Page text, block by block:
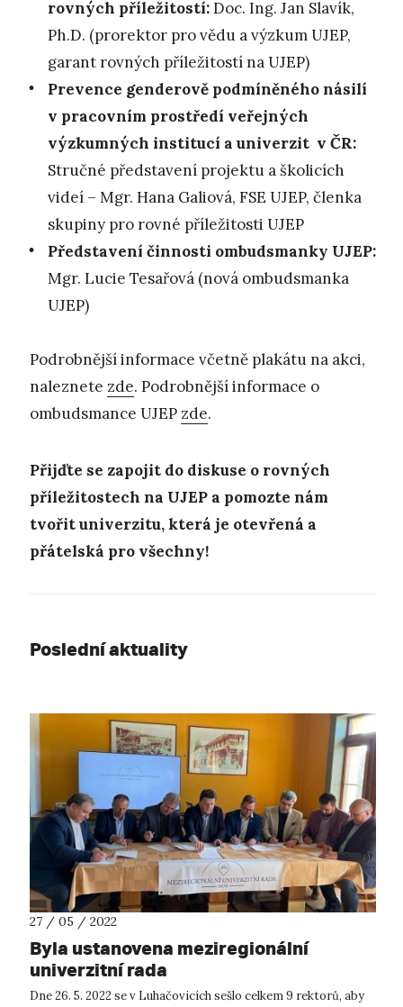
rovných příležitostí:Doc. Ing. Jan Slavík,
Ph.D. (prorektor pro vědu a výzkum UJEP,
garant rovných příležitostí na UJEP)
Prevence genderově podmíněného násilí
v pracovním prostředí veřejných
výzkumných institucí a univerzit v ČR:
Stručné představení projektu a školicích
videí – Mgr. Hana Galiová, FSE UJEP, členka
skupiny pro rovné příležitosti UJEP
Představení činnosti ombudsmanky UJEP:
Mgr. Lucie Tesařová (nová ombudsmanka
UJEP)
Podrobnější informace včetně plakátu na akci,
naleznete zde. Podrobnější informace o
ombudsmance UJEP zde.
Přijďte se zapojit do diskuse o rovných
příležitostech na UJEP a pomozte nám
tvořit univerzitu, která je otevřená a
přátelská pro všechny!
Poslední aktuality
27 / 05 / 2022
Byla ustanovena meziregionální
univerzitní rada
Dne 26. 5. 2022 se v Luhačovicích sešlo celkem 9 rektorů, aby